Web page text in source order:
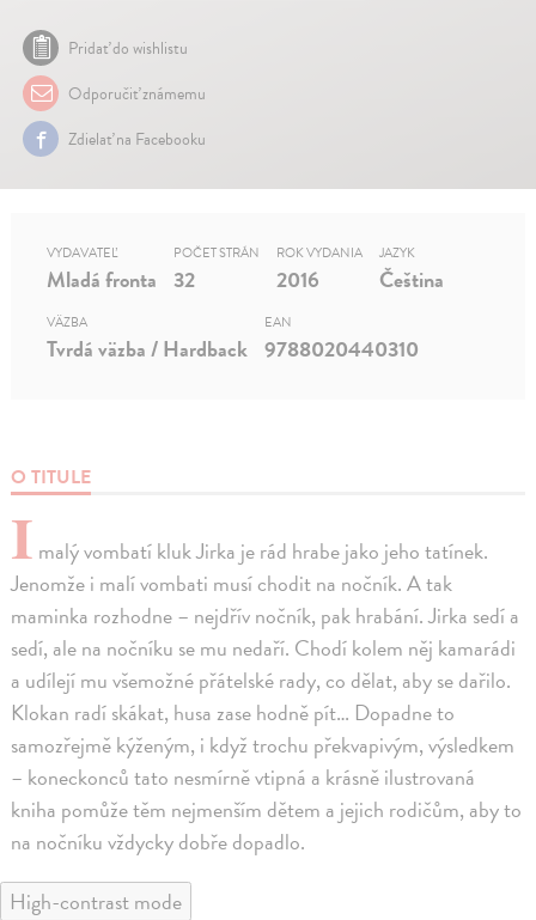
Pridať do wishlistu
Odporučiť známemu
Zdielať na Facebooku
O TITULE
I malý vombatí kluk Jirka je rád hrabe jako jeho tatínek.
Jenomže i malí vombati musí chodit na nočník. A tak
maminka rozhodne – nejdřív nočník, pak hrabání. Jirka sedí a
sedí, ale na nočníku se mu nedaří. Chodí kolem něj kamarádi
a udílejí mu všemožné přátelské rady, co dělat, aby se dařilo.
Klokan radí skákat, husa zase hodně pít… Dopadne to
samozřejmě kýženým, i když trochu překvapivým, výsledkem
– koneckonců tato nesmírně vtipná a krásně ilustrovaná
kniha pomůže těm nejmenším dětem a jejich rodičům, aby to
na nočníku vždycky dobře dopadlo.
VYDAVATEĽ
Mladá fronta
POČET STRÁN
32
ROK VYDANIA
2016
JAZYK
Čeština
VÄZBA
Tvrdá väzba / Hardback
EAN
9788020440310
High-contrast mode